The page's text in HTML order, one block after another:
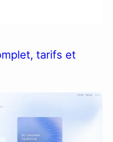
tarifs et